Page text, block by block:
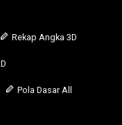
Rekap Angka 3D
Pola Dasar All